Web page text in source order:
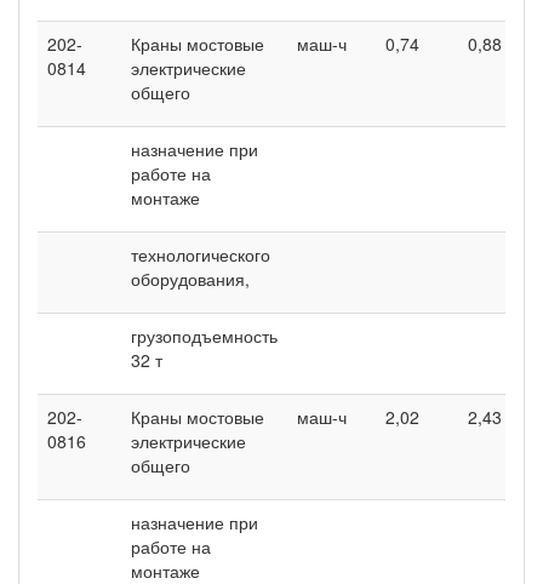
202-
0814
Краны мостовые
электрические
общего
маш-ч 0,74 0,88
назначение при
работе на
монтаже
технологического
оборудования,
грузоподъемность
32 т
202-
0816
Краны мостовые
электрические
общего
маш-ч 2,02 2,43
назначение при
работе на
монтаже